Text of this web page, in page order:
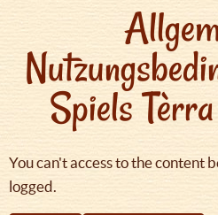
Spiels
You can't access to the content
logged.